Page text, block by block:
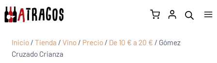
Inicio / Tienda / Vino / Precio / De 10 € a 20 € / Gómez
Cruzado Crianza